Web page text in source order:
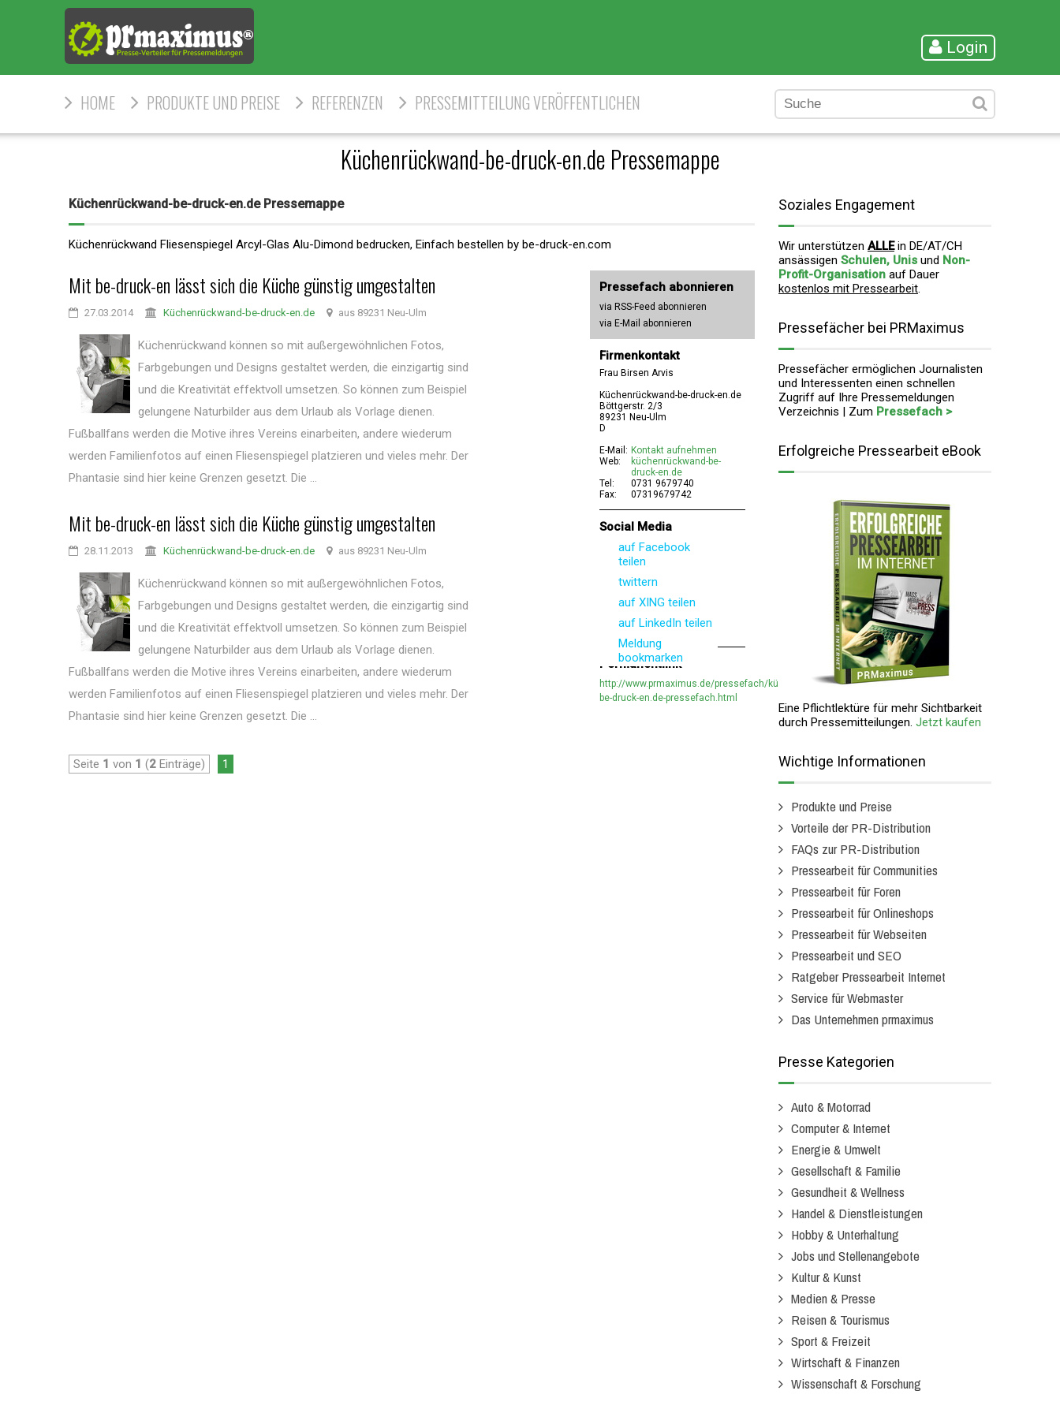
Login
HOME PRODUKTE UND PREISE REFERENZEN PRESSEMITTEILUNG VERÖFFENTLICHEN
Küchenrückwand-be-druck-en.de Pressemappe
Küchenrückwand-be-druck-en.de Pressemappe
Küchenrückwand Fliesenspiegel Arcyl-Glas Alu-Dimond bedrucken, Einfach bestellen by be-druck-en.com
Mit be-druck-en lässt sich die Küche günstig umgestalten
27.03.2014 Küchenrückwand-be-druck-en.de aus 89231 Neu-Ulm
Küchenrückwand können so mit außergewöhnlichen Fotos,
Farbgebungen und Designs gestaltet werden, die einzigartig sind
und die Kreativität effektvoll umsetzen. So können zum Beispiel
gelungene Naturbilder aus dem Urlaub als Vorlage dienen.
Fußballfans werden die Motive ihres Vereins einarbeiten, andere wiederum
werden Familienfotos auf einen Fliesenspiegel platzieren und vieles mehr. Der
Phantasie sind hier keine Grenzen gesetzt. Die ...
Mit be-druck-en lässt sich die Küche günstig umgestalten
28.11.2013 Küchenrückwand-be-druck-en.de aus 89231 Neu-Ulm
Küchenrückwand können so mit außergewöhnlichen Fotos,
Farbgebungen und Designs gestaltet werden, die einzigartig sind
und die Kreativität effektvoll umsetzen. So können zum Beispiel
gelungene Naturbilder aus dem Urlaub als Vorlage dienen.
Fußballfans werden die Motive ihres Vereins einarbeiten, andere wiederum
werden Familienfotos auf einen Fliesenspiegel platzieren und vieles mehr. Der
Phantasie sind hier keine Grenzen gesetzt. Die ...
Seite 1 von 1 (2 Einträge) 1
Pressefach abonnieren
via RSS-Feed abonnieren
via E-Mail abonnieren
Firmenkontakt
Frau Birsen Arvis
Küchenrückwand-be-druck-en.de
Böttgerstr. 2/3
89231 Neu-Ulm
D
E-Mail: Kontakt aufnehmen
Web:
küchenrückwand-be-
druck-en.de
Tel:
0731 9679740
Fax:
07319679742
Social Media
auf Facebook
teilen
twittern
auf XING teilen
auf LinkedIn teilen
Meldung
bookmarken
Permanentlink
http://www.prmaximus.de/pressefach/küchenrückwand-
be-druck-en.de-pressefach.html
Soziales Engagement
Wir unterstützen ALLEin DE/AT/CH
ansässigen Schulen, Unis und Non-
Profit-Organisation auf Dauer
kostenlos mit Pressearbeit.
Pressefächer bei PRMaximus
Pressefächer ermöglichen Journalisten
und Interessenten einen schnellen
Zugriff auf Ihre Pressemeldungen
Verzeichnis | Zum Pressefach >
Erfolgreiche Pressearbeit eBook
Eine Pflichtlektüre für mehr Sichtbarkeit
durch Pressemitteilungen. Jetzt kaufen
Wichtige Informationen
Produkte und Preise
Vorteile der PR-Distribution
FAQs zur PR-Distribution
Pressearbeit für Communities
Pressearbeit für Foren
Pressearbeit für Onlineshops
Pressearbeit für Webseiten
Pressearbeit und SEO
Ratgeber Pressearbeit Internet
Service für Webmaster
Das Unternehmen prmaximus
Presse Kategorien
Auto & Motorrad
Computer & Internet
Energie & Umwelt
Gesellschaft & Familie
Gesundheit & Wellness
Handel & Dienstleistungen
Hobby & Unterhaltung
Jobs und Stellenangebote
Kultur & Kunst
Medien & Presse
Reisen & Tourismus
Sport & Freizeit
Wirtschaft & Finanzen
Wissenschaft & Forschung